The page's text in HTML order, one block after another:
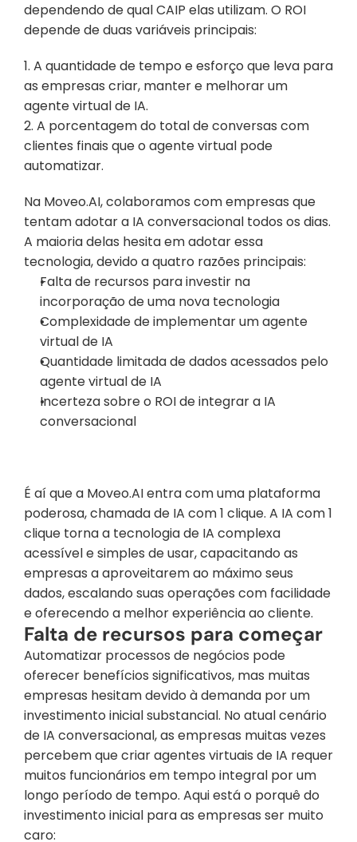
dependendo de qual CAIP elas utilizam. O ROI
depende de duas variáveis principais:
1. A quantidade de tempo e esforço que leva para
as empresas criar, manter e melhorar um
agente virtual de IA.
2. A porcentagem do total de conversas com
clientes finais que o agente virtual pode
automatizar.
Na Moveo.AI, colaboramos com empresas que
tentam adotar a IA conversacional todos os dias.
A maioria delas hesita em adotar essa
tecnologia, devido a quatro razões principais:
Falta de recursos para investir na
incorporação de uma nova tecnologia
Complexidade de implementar um agente
virtual de IA
Quantidade limitada de dados acessados pelo
agente virtual de IA
Incerteza sobre o ROI de integrar a IA
conversacional
É aí que a Moveo.AI entra com uma plataforma
poderosa, chamada de IA com 1 clique. A IA com 1
clique torna a tecnologia de IA complexa
acessível e simples de usar, capacitando as
empresas a aproveitarem ao máximo seus
dados, escalando suas operações com facilidade
e oferecendo a melhor experiência ao cliente.
Falta de recursos para começar
Automatizar processos de negócios pode
oferecer benefícios significativos, mas muitas
empresas hesitam devido à demanda por um
investimento inicial substancial. No atual cenário
de IA conversacional, as empresas muitas vezes
percebem que criar agentes virtuais de IA requer
muitos funcionários em tempo integral por um
longo período de tempo. Aqui está o porquê do
investimento inicial para as empresas ser muito
caro: